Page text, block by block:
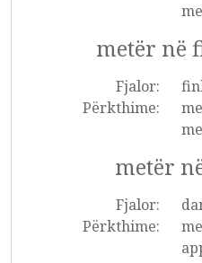
metër në
Fjalor:
Përkthime:
metër
Fjalor:
Përkthime: